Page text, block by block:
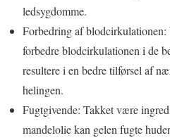
ledsygdomme.
Forbedring af blodcirkulationen:
forbedre blodcirkulationen i de
resultere i en bedre tilførsel af
helingen.
Fugtgivende: Takket være
mandelolie kan gelen fugte